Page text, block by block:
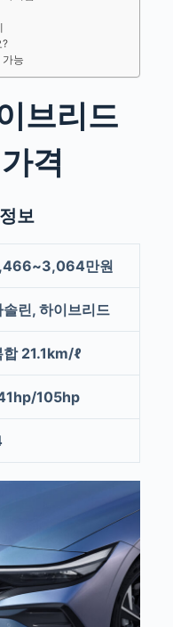
?
가능
브리드
격
보
만원
솔린, 하이브리드
합 21.1km/ℓ
105hp